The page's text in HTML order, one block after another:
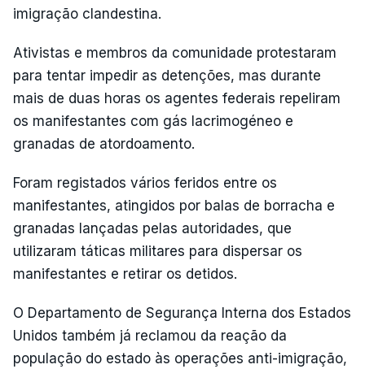
imigração clandestina.
Ativistas e membros da comunidade protestaram
para tentar impedir as detenções, mas durante
mais de duas horas os agentes federais repeliram
os manifestantes com gás lacrimogéneo e
granadas de atordoamento.
Foram registados vários feridos entre os
manifestantes, atingidos por balas de borracha e
granadas lançadas pelas autoridades, que
utilizaram táticas militares para dispersar os
manifestantes e retirar os detidos.
O Departamento de Segurança Interna dos Estados
Unidos também já reclamou da reação da
população do estado às operações anti-imigração,